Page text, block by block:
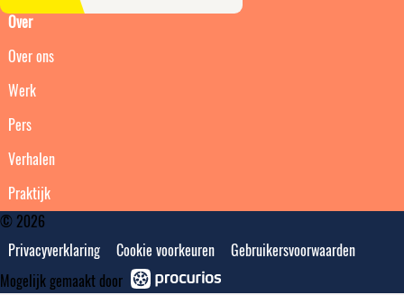
Over
Over ons
Werk
Pers
Verhalen
Praktijk
© 2026
Privacyverklaring
Cookie voorkeuren
Gebruikersvoorwaarden
Mogelijk gemaakt door